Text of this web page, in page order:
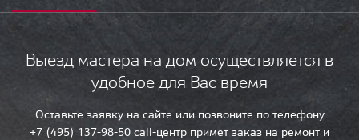
Выезд мастера на дом осуществляется в
удобное для Вас время
Оставьте заявку на сайте или позвоните по телефону
+7 (495) 137-98-50 call-центр примет заказ на ремонт и